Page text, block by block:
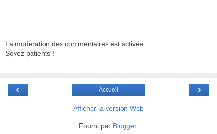
La modération des commentaires est activée.
Soyez patients !
‹ ›
Accueil
Afficher la version Web
Fourni par Blogger.